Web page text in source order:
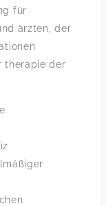
für
ärzten, der
therapie der